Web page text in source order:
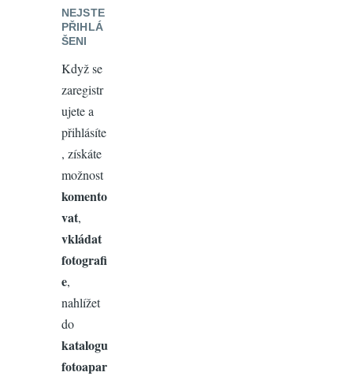
NEJSTE
PŘIHLÁ
ŠENI
Když se
zaregistr
ujete a
přihlásíte
, získáte
možnost
komento
vat,
vkládat
fotografi
e,
nahlížet
do
katalogu
fotoapar